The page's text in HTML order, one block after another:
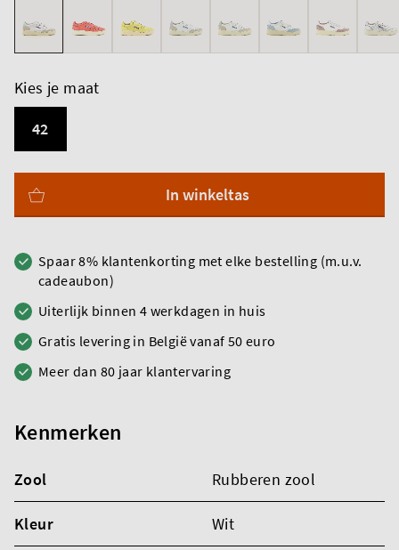
Kies je maat
42
In winkeltas
Spaar 8% klantenkorting met elke bestelling (m.u.v.
cadeaubon)
Uiterlijk binnen 4 werkdagen in huis
Gratis levering in België vanaf 50 euro
Meer dan 80 jaar klantervaring
Kenmerken
Zool Rubberen zool
Kleur Wit